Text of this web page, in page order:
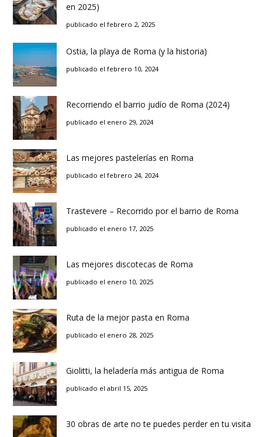
en 2025)
publicado el febrero 2, 2025
Ostia, la playa de Roma (y la historia)
publicado el febrero 10, 2024
Recorriendo el barrio judío de Roma (2024)
publicado el enero 29, 2024
Las mejores pastelerías en Roma
publicado el febrero 24, 2024
Trastevere – Recorrido por el barrio de Roma
publicado el enero 17, 2025
Las mejores discotecas de Roma
publicado el enero 10, 2025
Ruta de la mejor pasta en Roma
publicado el enero 28, 2025
Giolitti, la heladería más antigua de Roma
publicado el abril 15, 2025
30 obras de arte no te puedes perder en tu visita